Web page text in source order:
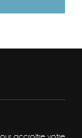
accroitre votre